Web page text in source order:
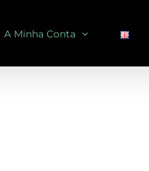
A Minha Conta